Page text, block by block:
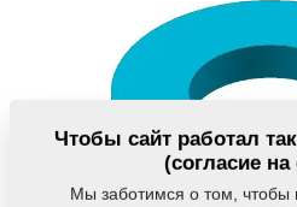
машины
скачиванию
Чтобы сайт работал
(согласие
Мы заботимся о том, чтобы